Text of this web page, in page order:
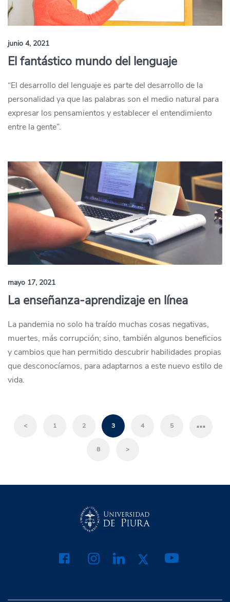
junio 4, 2021
El fantástico mundo del lenguaje
“El desarrollo del lenguaje es parte del desarrollo de la
personalidad ya que las palabras son el medio natural para
expresar los pensamientos y establecer el entendimiento
entre la gente”.
mayo 17, 2021
La enseñanza-aprendizaje en línea
La pandemia no solo ha traído muchas cosas negativas,
muertes, más corrupción; sino, también algunos beneficios
y cambios que han permitido descubrir habilidades propias
que desconocíamos, para adaptarnos a este nuevo estilo de
vida.
< 1 2 3 4 5 …
8 >